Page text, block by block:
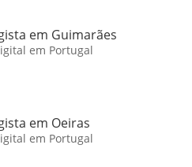
em Guimarães
em Portugal
em Oeiras
em Portugal